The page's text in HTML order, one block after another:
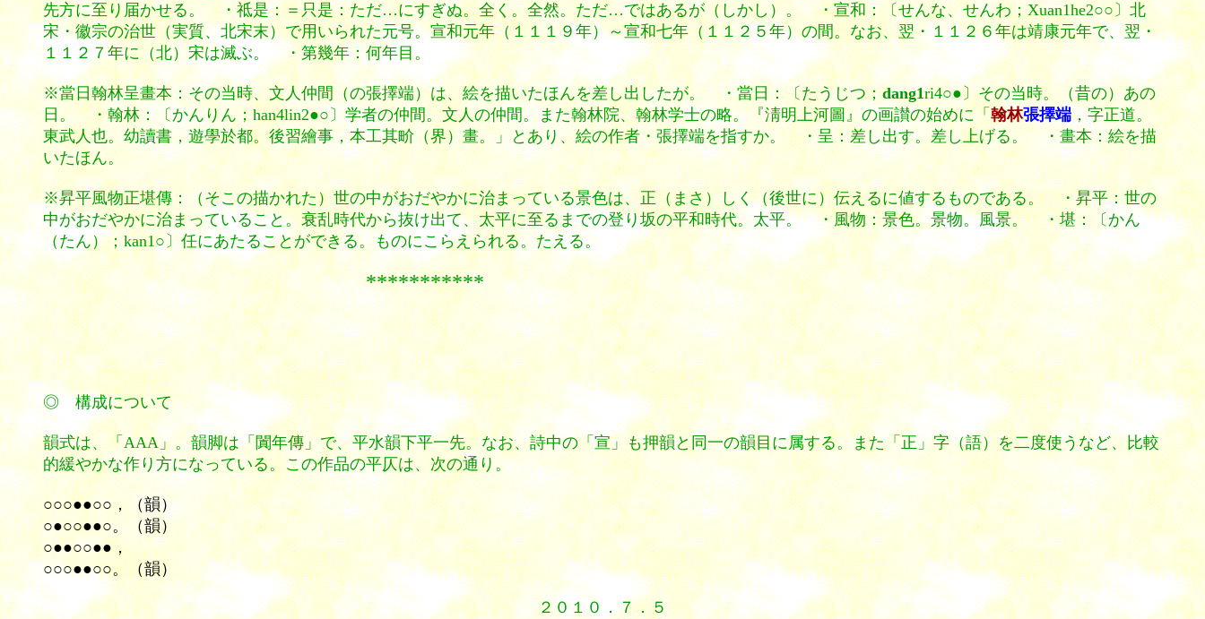
先方に至り届かせる。 ・祗是：＝只是：ただ…にすぎぬ。全く。全然。ただ…ではあるが（しかし）。 ・宣和：〔せんな、せんわ；Xuan1he2○○〕北
宋・徽宗の治世（実質、北宋末）で用いられた元号。宣和元年（１１１９年）～宣和七年（１１２５年）の間。なお、翌・１１２６年は靖康元年で、翌・
１１２７年に（北）宋は滅ぶ。 ・第幾年：何年目。
※當日翰林呈畫本：その当時、文人仲間（の張擇端）は、絵を描いたほんを差し出したが。 ・當日：〔たうじつ；dang1ri4○●〕その当時。（昔の）あの
日。 ・翰林：〔かんりん；han4lin2●○〕学者の仲間。文人の仲間。また翰林院、翰林学士の略。『淸明上河圖』の画讃の始めに「翰林張擇端，字正道。
東武人也。幼讀書，遊學於都。後習繪事，本工其畍（界）畫。」とあり、絵の作者・張擇端を指すか。 ・呈：差し出す。差し上げる。 ・畫本：絵を描
いたほん。
※昇平風物正堪傳：（そこの描かれた）世の中がおだやかに治まっている景色は、正（まさ）しく（後世に）伝えるに値するものである。 ・昇平：世の
中がおだやかに治まっていること。衰乱時代から抜け出て、太平に至るまでの登り坂の平和時代。太平。 ・風物：景色。景物。風景。 ・堪：〔かん
（たん）；kan1○〕任にあたることができる。ものにこらえられる。たえる。
***********
◎ 構成について
韻式は、「AAA」。韻脚は「闐年傳」で、平水韻下平一先。なお、詩中の「宣」も押韻と同一の韻目に属する。また「正」字（語）を二度使うなど、比較
的緩やかな作り方になっている。この作品の平仄は、次の通り。
○○○●●○○，（韻）
○●○○●●○。（韻）
○●●○○●●，
○○○●●○○。（韻）
２０１０．７．５